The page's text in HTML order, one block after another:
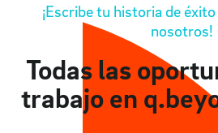
¡Escribe tu historia de
nosotros!
Todas las
trabajo en